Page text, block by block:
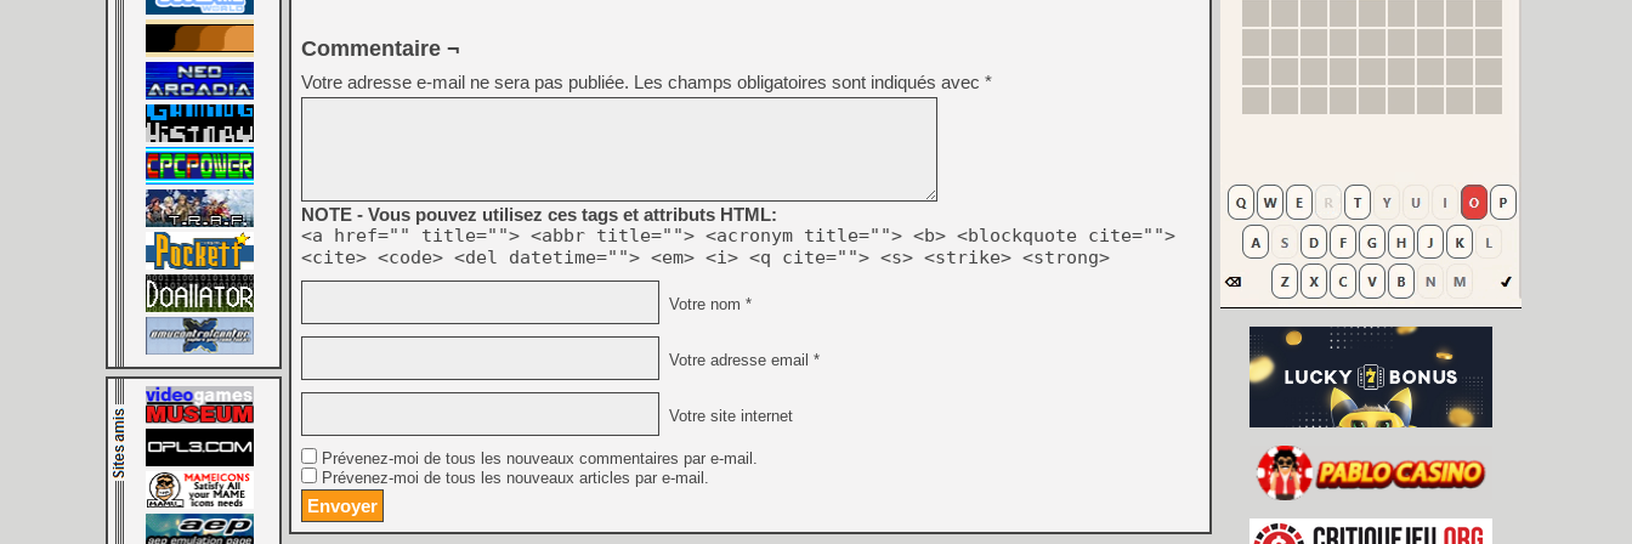
Commentaire ¬
Votre adresse e-mail ne sera pas publiée. Les champs obligatoires sont indiqués avec *
NOTE - Vous pouvez utilisez ces tags et attributs HTML:
<a href="" title=""> <abbr title=""> <acronym title=""> <b> <blockquote cite="">
<cite> <code> <del datetime=""> <em> <i> <q cite=""> <s> <strike> <strong>
Votre nom *
Votre adresse email *
Votre site internet
Prévenez-moi de tous les nouveaux commentaires par e-mail.
Prévenez-moi de tous les nouveaux articles par e-mail.